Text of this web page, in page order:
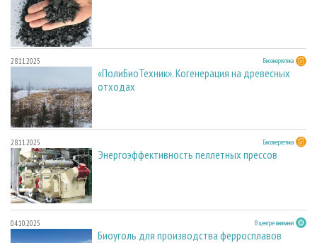
28.11.2025 Биоэнергетика
«ПолиБиоТехник». Когенерация на древесных
отходах
28.11.2025 Биоэнергетика
Энергоэффективность пеллетных прессов
04.10.2025 В центре внимания
Биоуголь для производства ферросплавов